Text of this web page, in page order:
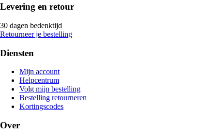
Levering en retour
30 dagen bedenktijd
Retourneer je bestelling
Diensten
Mijn account
Helpcentrum
Volg mijn bestelling
Bestelling retourneren
Kortingscodes
Over